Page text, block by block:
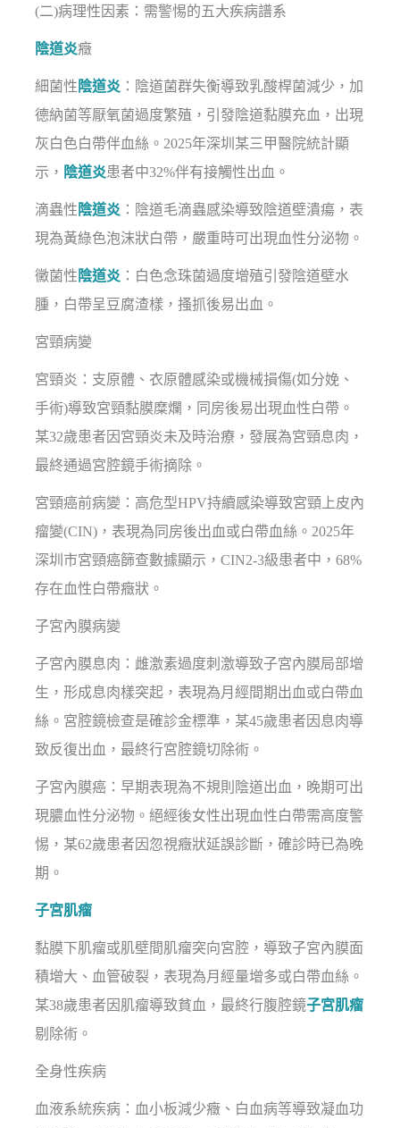
(二)病理性因素：需警惕的五大疾病譜系
陰道炎癥
細菌性 陰道炎 ：陰道菌群失衡導致乳酸桿菌減少，加
德納菌等厭氧菌過度繁殖，引發陰道黏膜充血，出現
灰白色白帶伴血絲。2025年深圳某三甲醫院統計顯
示， 陰道炎患者中32%伴有接觸性出血。
滴蟲性 陰道炎 ：陰道毛滴蟲感染導致陰道壁潰瘍，表
現為黃綠色泡沫狀白帶，嚴重時可出現血性分泌物。
黴菌性 陰道炎 ：白色念珠菌過度增殖引發陰道壁水
腫，白帶呈豆腐渣樣，搔抓後易出血。
宮頸病變
宮頸炎：支原體、衣原體感染或機械損傷(如分娩、
手術)導致宮頸黏膜糜爛，同房後易出現血性白帶。
某32歲患者因宮頸炎未及時治療，發展為宮頸息肉，
最終通過宮腔鏡手術摘除。
宮頸癌前病變：高危型HPV持續感染導致宮頸上皮內
瘤變(CIN)，表現為同房後出血或白帶血絲。2025年
深圳市宮頸癌篩查數據顯示，CIN2-3級患者中，68%
存在血性白帶癥狀。
子宮內膜病變
子宮內膜息肉：雌激素過度刺激導致子宮內膜局部增
生，形成息肉樣突起，表現為月經間期出血或白帶血
絲。宮腔鏡檢查是確診金標準，某45歲患者因息肉導
致反復出血，最終行宮腔鏡切除術。
子宮內膜癌：早期表現為不規則陰道出血，晚期可出
現膿血性分泌物。絕經後女性出現血性白帶需高度警
惕，某62歲患者因忽視癥狀延誤診斷，確診時已為晚
期。
子宮肌瘤
黏膜下肌瘤或肌壁間肌瘤突向宮腔，導致子宮內膜面
積增大、血管破裂，表現為月經量增多或白帶血絲。
某38歲患者因肌瘤導致貧血，最終行腹腔鏡子宮肌瘤
剔除術。
全身性疾病
血液系統疾病：血小板減少癥、白血病等導致凝血功